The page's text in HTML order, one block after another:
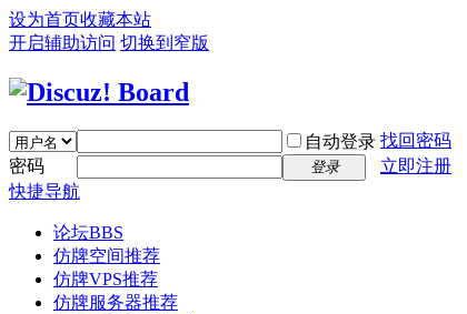
设为首页收藏本站
开启辅助访问 切换到窄版
自动登录 找回密码
密码
登录
立即注册
快捷导航
论坛BBS
仿牌空间推荐
仿牌VPS推荐
仿牌服务器推荐